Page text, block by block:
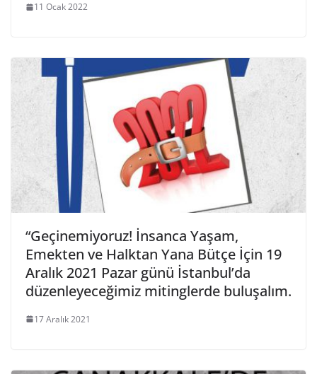
11 Ocak 2022
“Geçinemiyoruz! İnsanca Yaşam,
Emekten ve Halktan Yana Bütçe İçin 19
Aralık 2021 Pazar günü İstanbul’da
düzenleyeceğimiz mitinglerde buluşalım.
17 Aralık 2021